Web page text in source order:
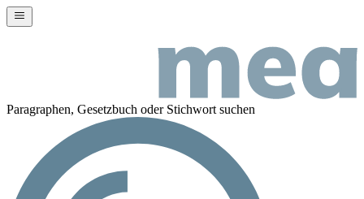
Paragraphen, Gesetzbuch oder Stichwort suchen